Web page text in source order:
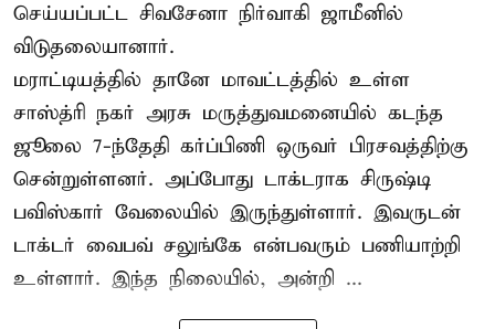
செய்யப்பட்ட சிவசேனா நிர்வாகி ஜாமீனில்
விடுதலையானார்.
மராட்டியத்தில் தானே மாவட்டத்தில் உள்ள
சாஸ்த்ரி நகர் அரசு மருத்துவமனையில் கடந்த
ஜூலை 7-ந்தேதி கர்ப்பிணி ஒருவர் பிரசவத்திற்கு
சென்றுள்ளனர். அப்போது டாக்டராக சிருஷ்டி
பவிஸ்கார் வேலையில் இருந்துள்ளார். இவருடன்
டாக்டர் வைபவ் சலுங்கே என்பவரும் பணியாற்றி
உள்ளார். இந்த நிலையில், அன்றி ...